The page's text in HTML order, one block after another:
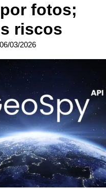
fotos;
riscos
06/03/2026